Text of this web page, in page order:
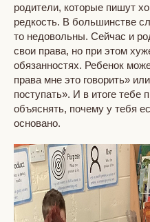
родители, которые пишут
редкость. В большинстве
то недовольны. Сейчас и
свои права, но при этом
обязанностях. Ребенок
права мне это говорить»
поступать». И в итоге тебе
объяснять, почему у тебя
основано.